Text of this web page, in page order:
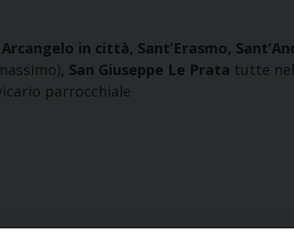
in città, Sant’Erasmo,
, San Giuseppe Le Prata tutte
parrocchiale